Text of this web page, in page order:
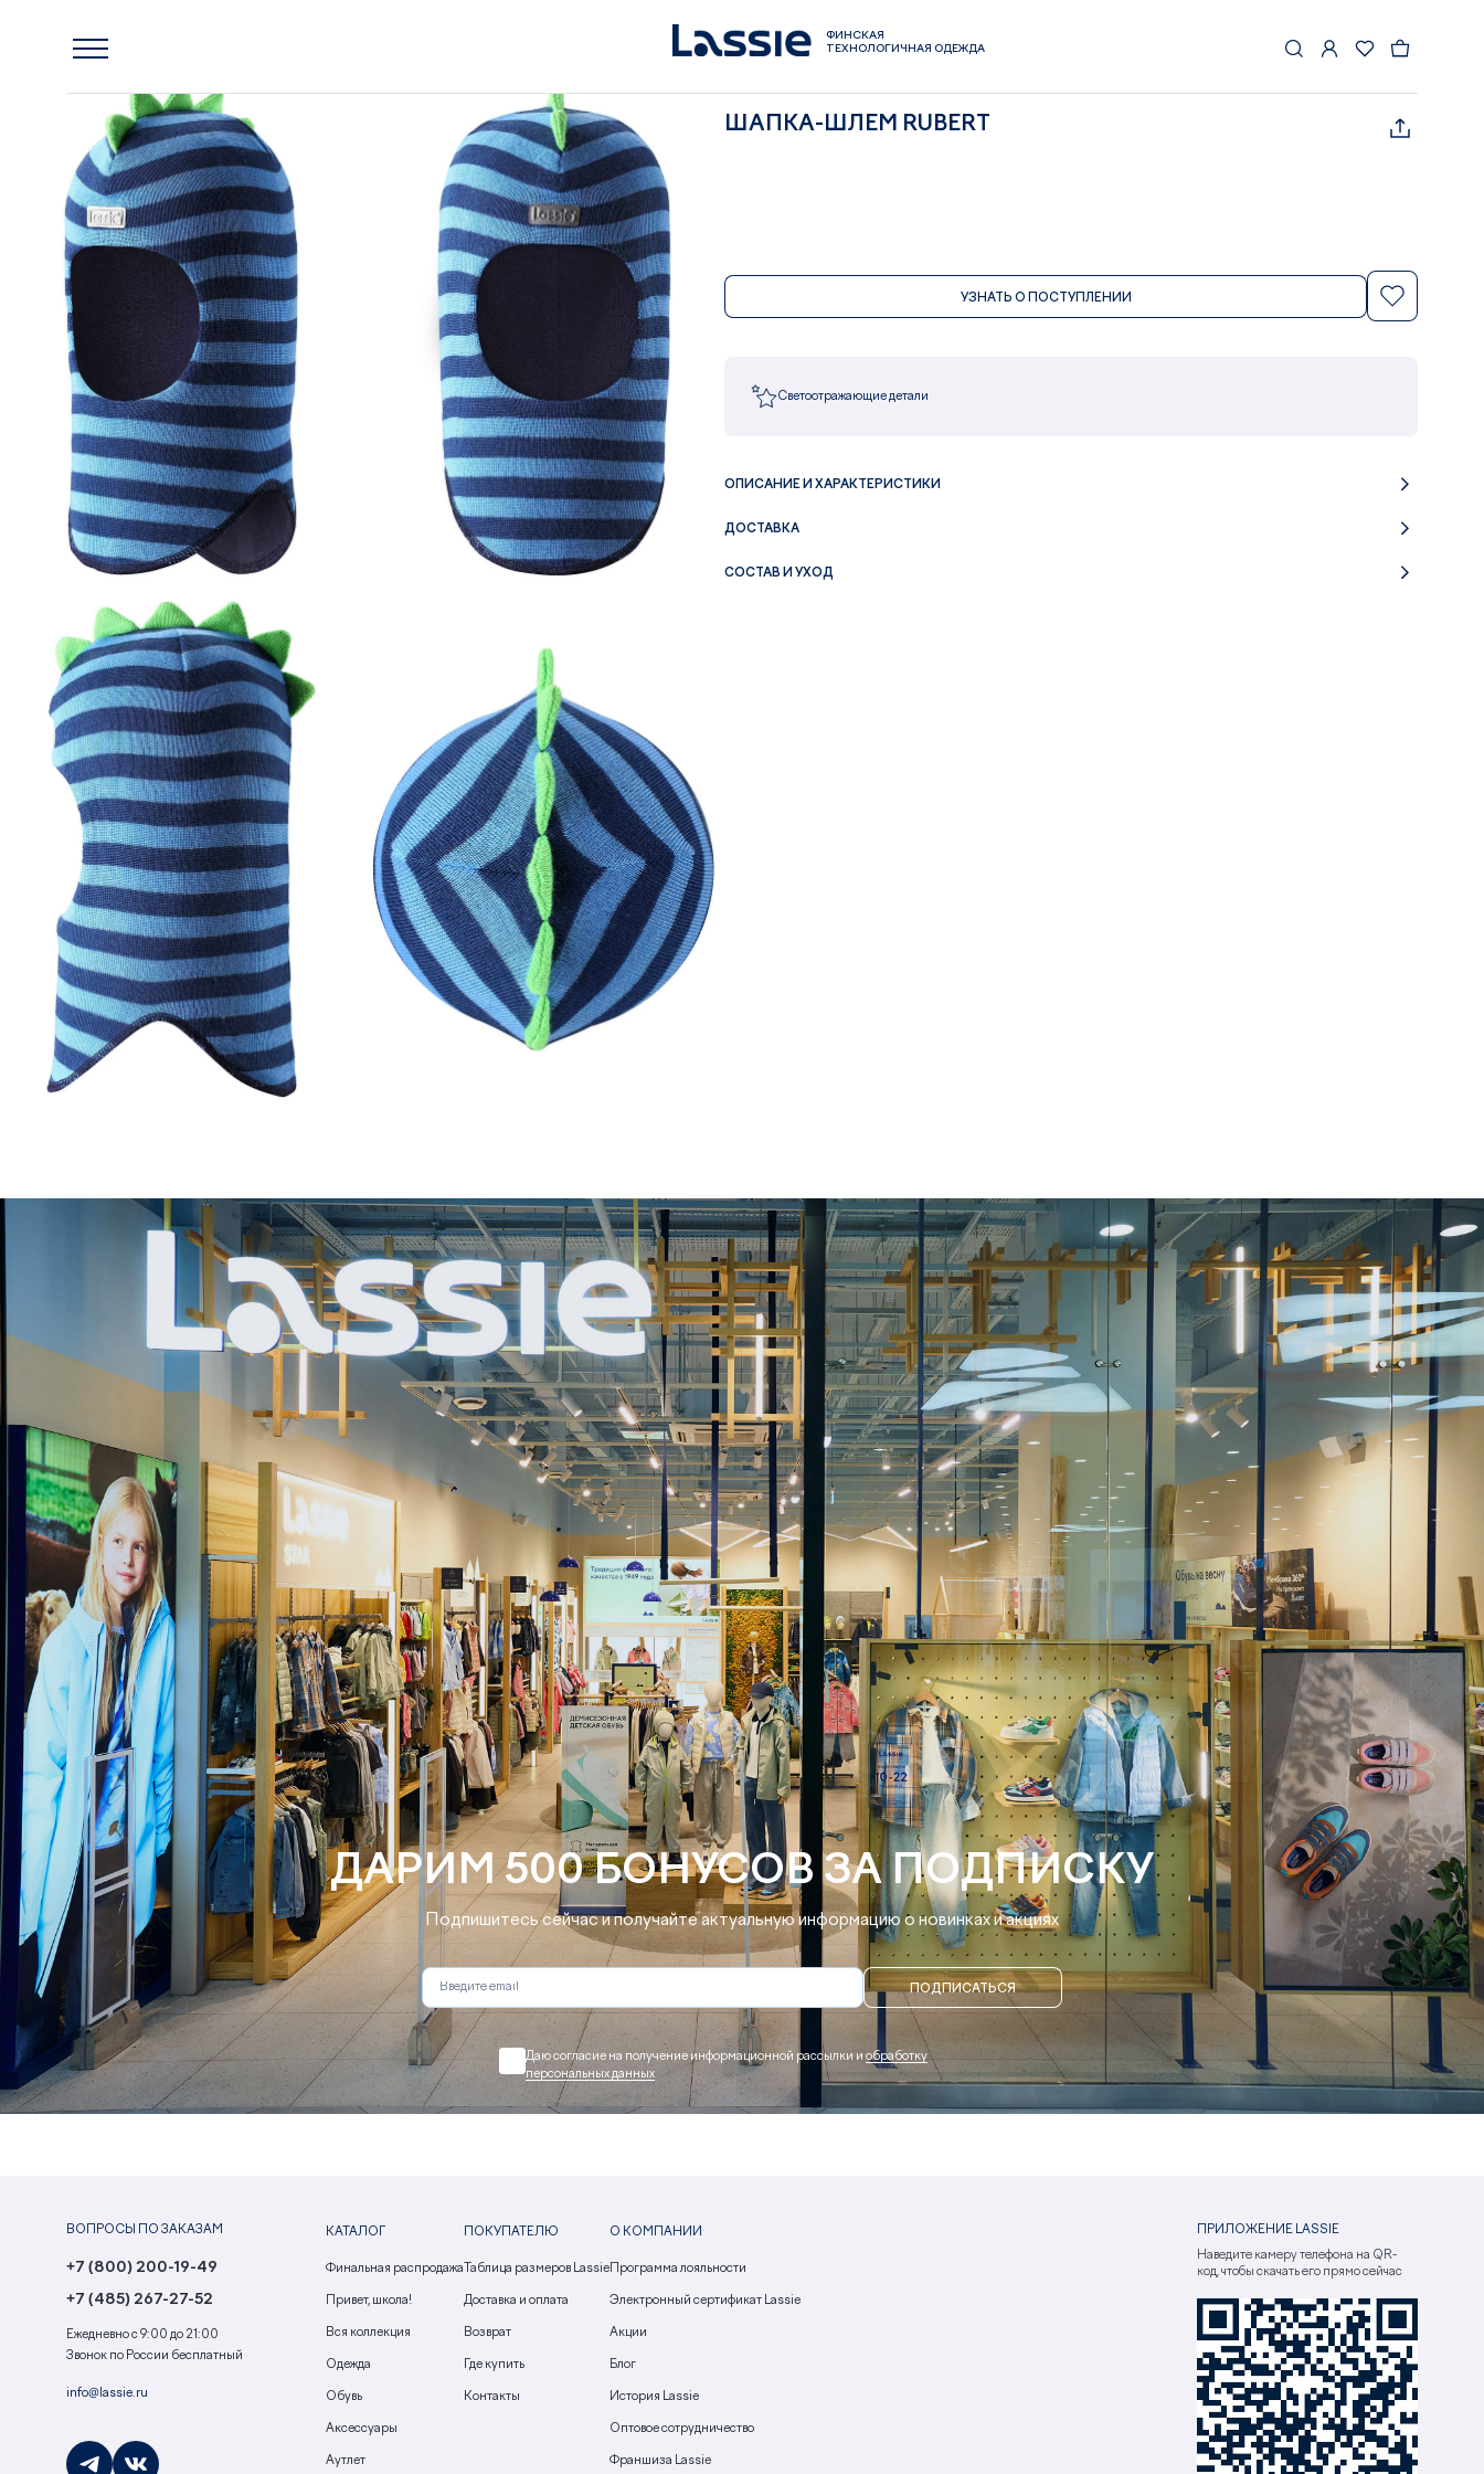
ФИНСКАЯ
ТЕХНОЛОГИЧНАЯ ОДЕЖДА
ШАПКА-ШЛЕМ RUBERT
УЗНАТЬ О ПОСТУПЛЕНИИ
Светоотражающие детали
ОПИСАНИЕ И ХАРАКТЕРИСТИКИ
ДОСТАВКА
СОСТАВ И УХОД
ДАРИМ 500 БОНУСОВ ЗА ПОДПИСКУ
Подпишитесь сейчас и получайте актуальную информацию о новинках и акциях
ПОДПИСАТЬСЯ
Даю согласие на получение информационной рассылки и обработку
персональных данных
ВОПРОСЫ ПО ЗАКАЗАМ
+7 (800) 200-19-49
+7 (485) 267-27-52
Ежедневно с 9:00 до 21:00
Звонок по России бесплатный
info@lassie.ru
КАТАЛОГ
Финальная распродажа
Привет, школа!
Вся коллекция
Одежда
Обувь
Аксессуары
Аутлет
ПОКУПАТЕЛЮ
Таблица размеров Lassie
Доставка и оплата
Возврат
Где купить
Контакты
О КОМПАНИИ
Программа лояльности
Электронный сертификат Lassie
Акции
Блог
История Lassie
Оптовое сотрудничество
Франшиза Lassie
ПРИЛОЖЕНИЕ LASSIE
Наведите камеру телефона на QR-
код, чтобы скачать его прямо сейчас